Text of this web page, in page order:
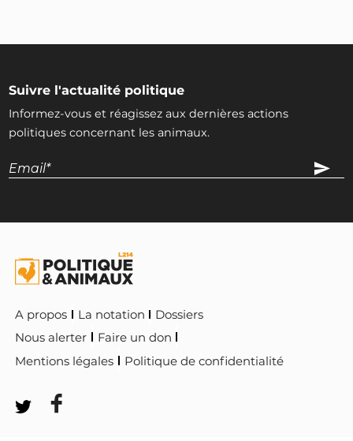
Suivre l'actualité politique
Informez-vous et réagissez aux dernières actions
politiques concernant les animaux.
A propos La notation
Dossiers
Nous alerter
Faire un don
Mentions légales
Politique de confidentialité